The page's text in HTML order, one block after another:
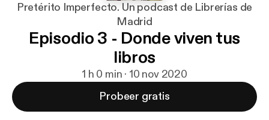
Pretérito Imperfecto. Un podcast de Librerías de
Madrid
Episodio 3 - Donde viven tus
libros
1 h 0 min · 10 nov 2020
Probeer gratis